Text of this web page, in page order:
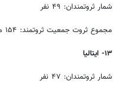
شمار ثروتمندان: ۴۹ نفر
مجموع ثروت جمعیت ثروتمند: ۱۵۴ میلیارد دلار
۱۳- ایتالیا
شمار ثروتمندان: ۴۷ نفر